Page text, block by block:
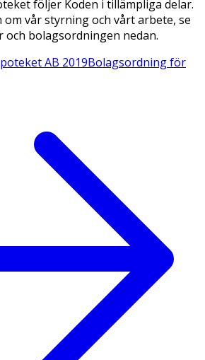
följer Koden i tillämpliga delar.
vår styrning och vårt arbete, se
och bolagsordningen nedan.
AB 2019Bolagsordning för